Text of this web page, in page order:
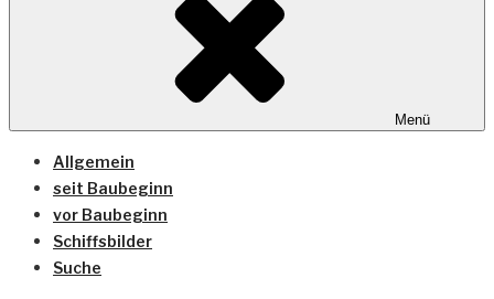
Menü
Allgemein
seit Baubeginn
vor Baubeginn
Schiffsbilder
Suche